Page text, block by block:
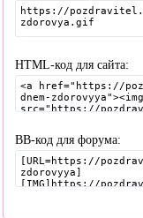
HTML-код для сайта:
BB-код для форума: